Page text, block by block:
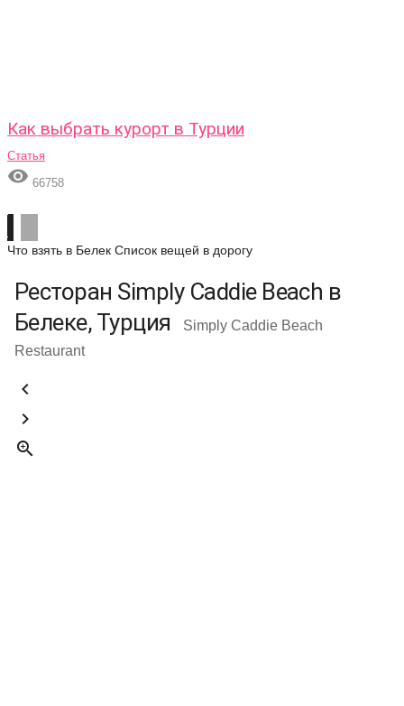
Как выбрать курорт в Турции
Статья
 66758
Что взять в Белек Список вещей в дорогу
Ресторан Simply Caddie Beach в
Белеке, Турция
Simply Caddie Beach
Restaurant


